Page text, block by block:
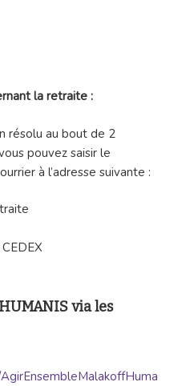
la retraite :
résolu au bout de 2
pouvez saisir le
à l’adresse suivante :
via les